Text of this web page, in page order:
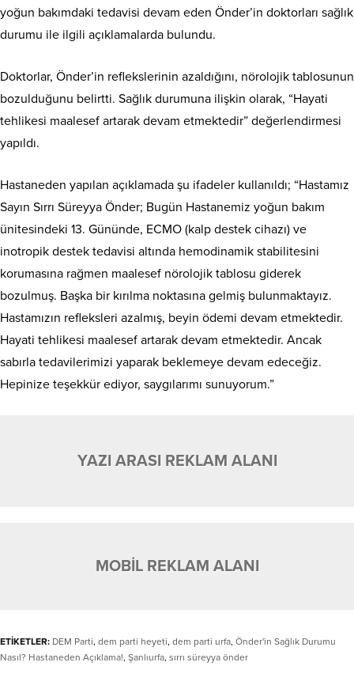
yoğun bakımdaki tedavisi devam eden Önder’in doktorları sağlık
durumu ile ilgili açıklamalarda bulundu.
Doktorlar, Önder’in reflekslerinin azaldığını, nörolojik tablosunun
bozulduğunu belirtti. Sağlık durumuna ilişkin olarak, “Hayati
tehlikesi maalesef artarak devam etmektedir” değerlendirmesi
yapıldı.
Hastaneden yapılan açıklamada şu ifadeler kullanıldı; “Hastamız
Sayın Sırrı Süreyya Önder; Bugün Hastanemiz yoğun bakım
ünitesindeki 13. Gününde, ECMO (kalp destek cihazı) ve
inotropik destek tedavisi altında hemodinamik stabilitesini
korumasına rağmen maalesef nörolojik tablosu giderek
bozulmuş. Başka bir kırılma noktasına gelmiş bulunmaktayız.
Hastamızın refleksleri azalmış, beyin ödemi devam etmektedir.
Hayati tehlikesi maalesef artarak devam etmektedir. Ancak
sabırla tedavilerimizi yaparak beklemeye devam edeceğiz.
Hepinize teşekkür ediyor, saygılarımı sunuyorum.”
YAZI ARASI REKLAM ALANI
MOBİL REKLAM ALANI
ETİKETLER: DEM Parti, dem parti heyeti, dem parti urfa, Önder'in Sağlık Durumu
Nasıl? Hastaneden Açıklama!, Şanlıurfa, sırrı süreyya önder